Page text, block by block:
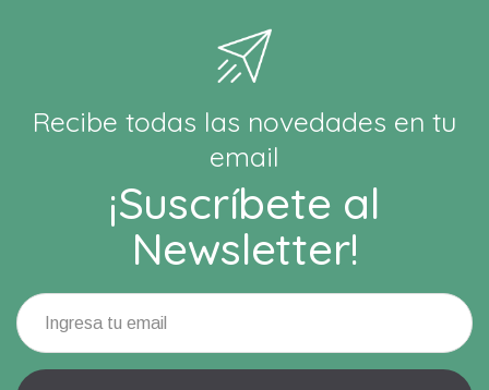
Recibe todas las novedades en tu
email
¡Suscríbete al
Newsletter!